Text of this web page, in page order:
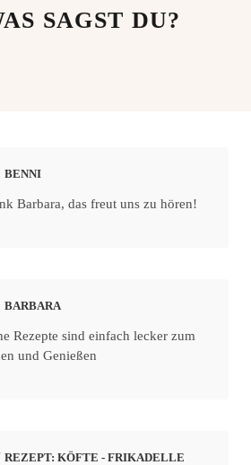
SAGST DU?
BENNI
Barbara, das freut uns zu hören!
BARBARA
Rezepte sind einfach lecker zum
und Genießen
REZEPT: KÖFTE - FRIKADELLE